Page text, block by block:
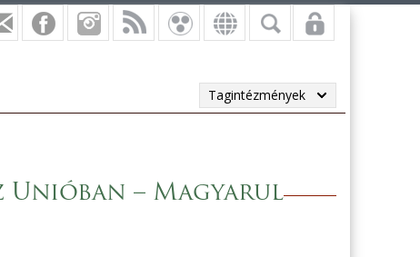
Tagintézmények
Unióban – Magyarul